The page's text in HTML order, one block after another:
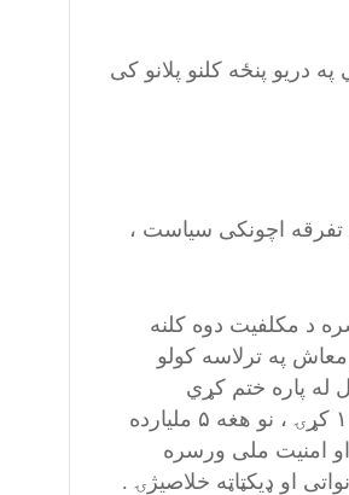
دغه ۱۰۰ کلنه وروسته پاتې والي په دریو پنځه کلنو پلانو کی
تفرقه اچونکی سیاست ،
د مکلفیت دوه کلنه
دوه کاله عسکري د ۲۰۰۰ افغانیو ماهوار معاش په ترلاسه کولو
له پاره ختم کړي
اقتصادی مفاد ېې صرف په قلم وشمیرۍ چې که د ۳۵۰۰۰۰ پرسونل معاشونه ضرب ۱۰۰۰۰ کړۍ ، نو هغه ۵ ملیارده
امنیت ملی ورسره
او ډیکټاټه خلاصیژۍ .